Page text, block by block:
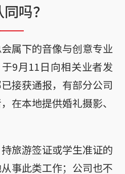
吗？
属下的音像与创意专业
9月11日向相关业者发
接获通报，有部分公司
在本地提供婚礼摄影、
旅游签证或学生准证的
事此类工作；公司也不